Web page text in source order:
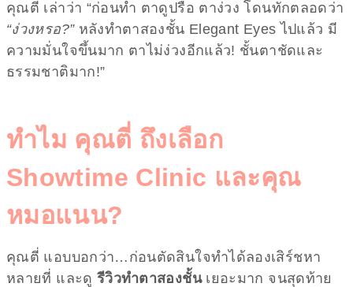
คุณตี่ เล่าว่า “ก่อนทำ ตาดูปรือ ตาง่วง โดนทักตลอดว่า
“ง่วงหรอ?”หลังทำตาสองชั้น Elegant Eyes ไปแล้ว มี
ความมั่นใจขึ้นมาก ตาไม่ง่วงอีกแล้ว! ชั้นตาชัดและ
ธรรมชาติมาก!”
ทำไม คุณตี่ ถึงเลือก
Showtime Clinic และคุณ
หมอแนน?
คุณตี่ แอบบอกว่า…ก่อนตัดสินใจทำได้ลองเสิร์ชหา
หลายที่ และดู รีวิวทำตาสองชั้นเยอะมาก จนสุดท้าย